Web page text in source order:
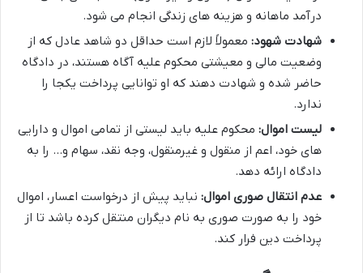
درآمد ماهانه و هزینه های زندگی انجام می شود.
شهادت شهود: معمولاً لازم است حداقل دو شاهد عادل که از
وضعیت مالی و معیشتی محکوم علیه آگاه هستند، در دادگاه
حاضر شده و شهادت دهند که او توانایی پرداخت یکجا را
ندارد.
لیست اموال: محکوم علیه باید لیستی از تمامی اموال و دارایی
های خود، اعم از منقول و غیرمنقول، وجه نقد، سهام و… را به
دادگاه ارائه دهد.
عدم انتقال صوری اموال: نباید پیش از درخواست اعسار، اموال
خود را به صورت صوری به نام دیگران منتقل کرده باشد تا از
پرداخت دین فرار کند.